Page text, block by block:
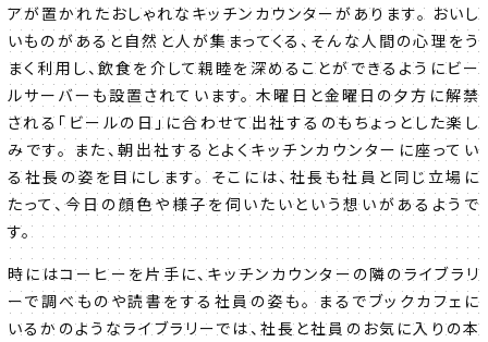
アが置かれたおしゃれなキッチンカウンターがあります。 おいし
いものがあると自然と人が集まってくる、そんな人間の心理をう
まく利用し、飲食を介して親睦を深めることができるようにビー
ルサーバーも設置されています。 木曜日と金曜日の夕方に解禁
される「ビールの日」に合わせて出社するのもちょっとした楽し
みです。 また、朝出社するとよくキッチンカウンターに座ってい
る社長の姿を目にします。 そこには、社長も社員と同じ立場に
たって、今日の顔色や様子を伺いたいという想いがあるようで
す。
時にはコーヒーを片手に、キッチンカウンターの隣のライブラリ
ーで調べものや読書をする社員の姿も。 まるでブックカフェに
いるかのようなライブラリーでは、社長と社員のお気に入りの本